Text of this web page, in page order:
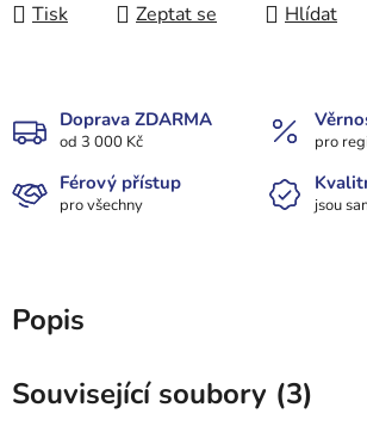
Tisk Zeptat se Hlídat
Doprava ZDARMA
od 3 000 Kč pro
Férový přístup
pro všechny jsou
Popis
Související soubory (3)